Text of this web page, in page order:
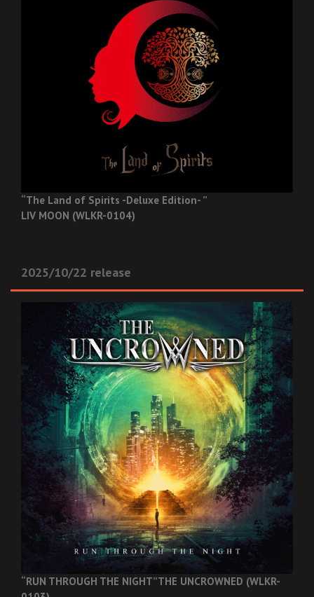
“The Land of Spirits -Deluxe Edition- ”
LIV MOON (WLKR-0104)
2025/10/22 release
“RUN THROUGH THE NIGHT”THE UNCROWNED (WLKR-